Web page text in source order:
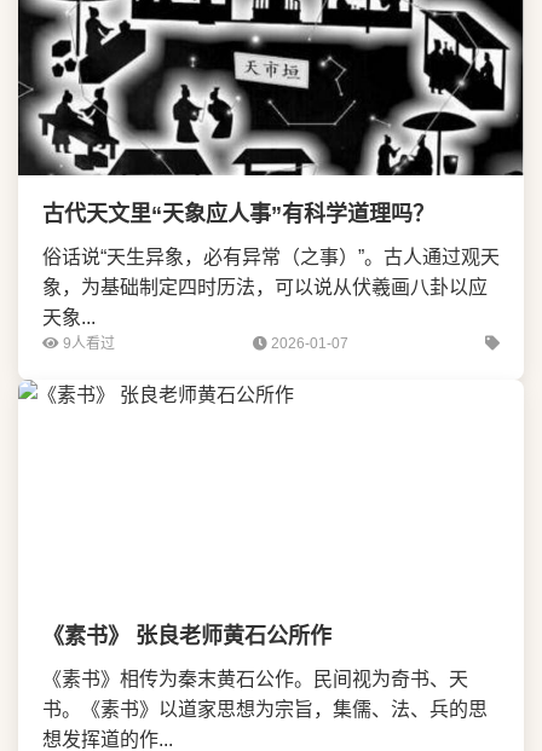
古代天文里“天象应人事”有科学道理吗？
俗话说“天生异象，必有异常（之事）”。古人通过观天
象，为基础制定四时历法，可以说从伏羲画八卦以应
天象...
9人看过 2026-01-07
《素书》 张良老师黄石公所作
《素书》相传为秦末黄石公作。民间视为奇书、天
书。《素书》以道家思想为宗旨，集儒、法、兵的思
想发挥道的作...